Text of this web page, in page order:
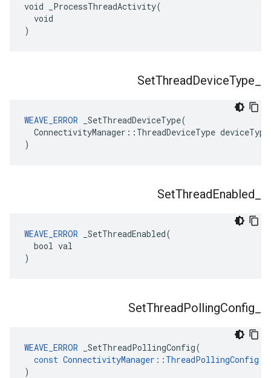
void _ProcessThreadActivity(
  void
)
SetThreadDeviceType
WEAVE_ERROR _SetThreadDeviceType(
  ConnectivityManager::ThreadDeviceType deviceType
)
SetThreadEnabled
WEAVE_ERROR _SetThreadEnabled(
  bool val
)
SetThreadPollingConfig
WEAVE_ERROR _SetThreadPollingConfig(
const ConnectivityManager :: ThreadPollingConfig
)